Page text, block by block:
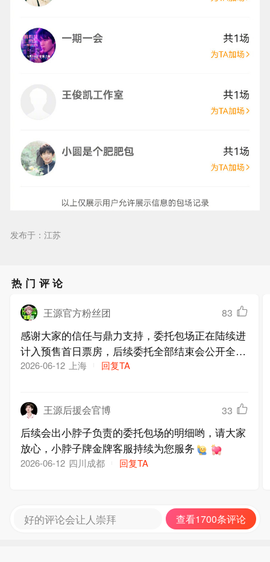
发布于：江苏
热门评论
王源官方粉丝团 83
感谢大家的信任与鼎力支持，委托包场正在陆续进
计入预售首日票房，后续委托全部结束会公开全部
明细，一起携手再次创造奇迹
2026-06-12 上海 回复TA
王源后援会官博 33
后续会出小脖子负责的委托包场的明细哟，请大家
放心，小脖子牌金牌客服持续为您服务
2026-06-12 四川成都 回复TA
好的评论会让人崇拜 查看1700条评论